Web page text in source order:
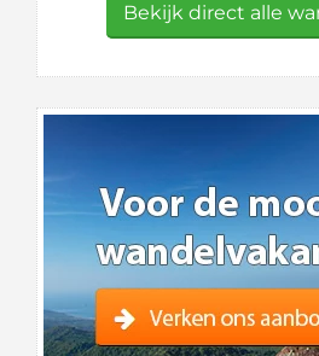
Bekijk direct alle